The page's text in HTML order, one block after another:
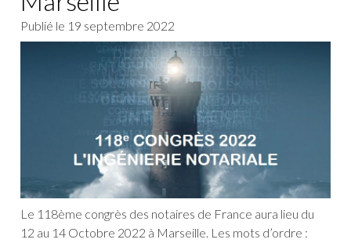
Publié le 19 septembre 2022
Le 118ème congrès des notaires de France aura lieu du
12 au 14 Octobre 2022 à Marseille. Les mots d’ordre :